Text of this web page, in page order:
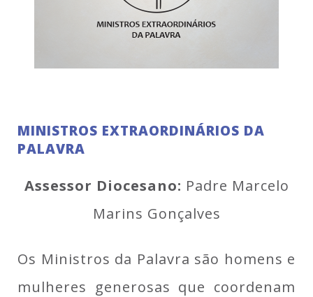
MINISTROS EXTRAORDINÁRIOS DA
PALAVRA
Assessor Diocesano: Padre Marcelo
Marins Gonçalves
Os Ministros da Palavra são homens e
mulheres generosas que coordenam